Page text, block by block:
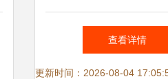
为代理商锦上添
查看详情
更新时间：2026-08-04